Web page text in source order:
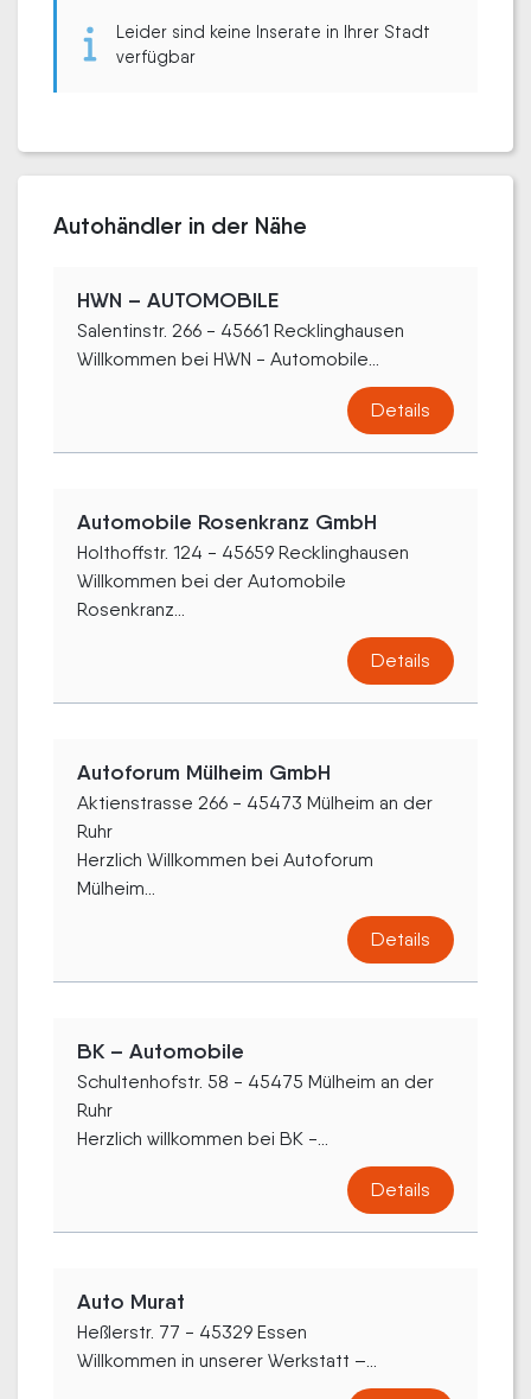
Leider sind keine Inserate in Ihrer Stadt
verfügbar
Autohändler in der Nähe
HWN – AUTOMOBILE
Salentinstr. 266 - 45661 Recklinghausen
Willkommen bei HWN - Automobile...
Details
Automobile Rosenkranz GmbH
Holthoffstr. 124 - 45659 Recklinghausen
Willkommen bei der Automobile
Rosenkranz...
Details
Autoforum Mülheim GmbH
Aktienstrasse 266 - 45473 Mülheim an der
Ruhr
Herzlich Willkommen bei Autoforum
Mülheim...
Details
BK – Automobile
Schultenhofstr. 58 - 45475 Mülheim an der
Ruhr
Herzlich willkommen bei BK -...
Details
Auto Murat
Heßlerstr. 77 - 45329 Essen
Willkommen in unserer Werkstatt –...